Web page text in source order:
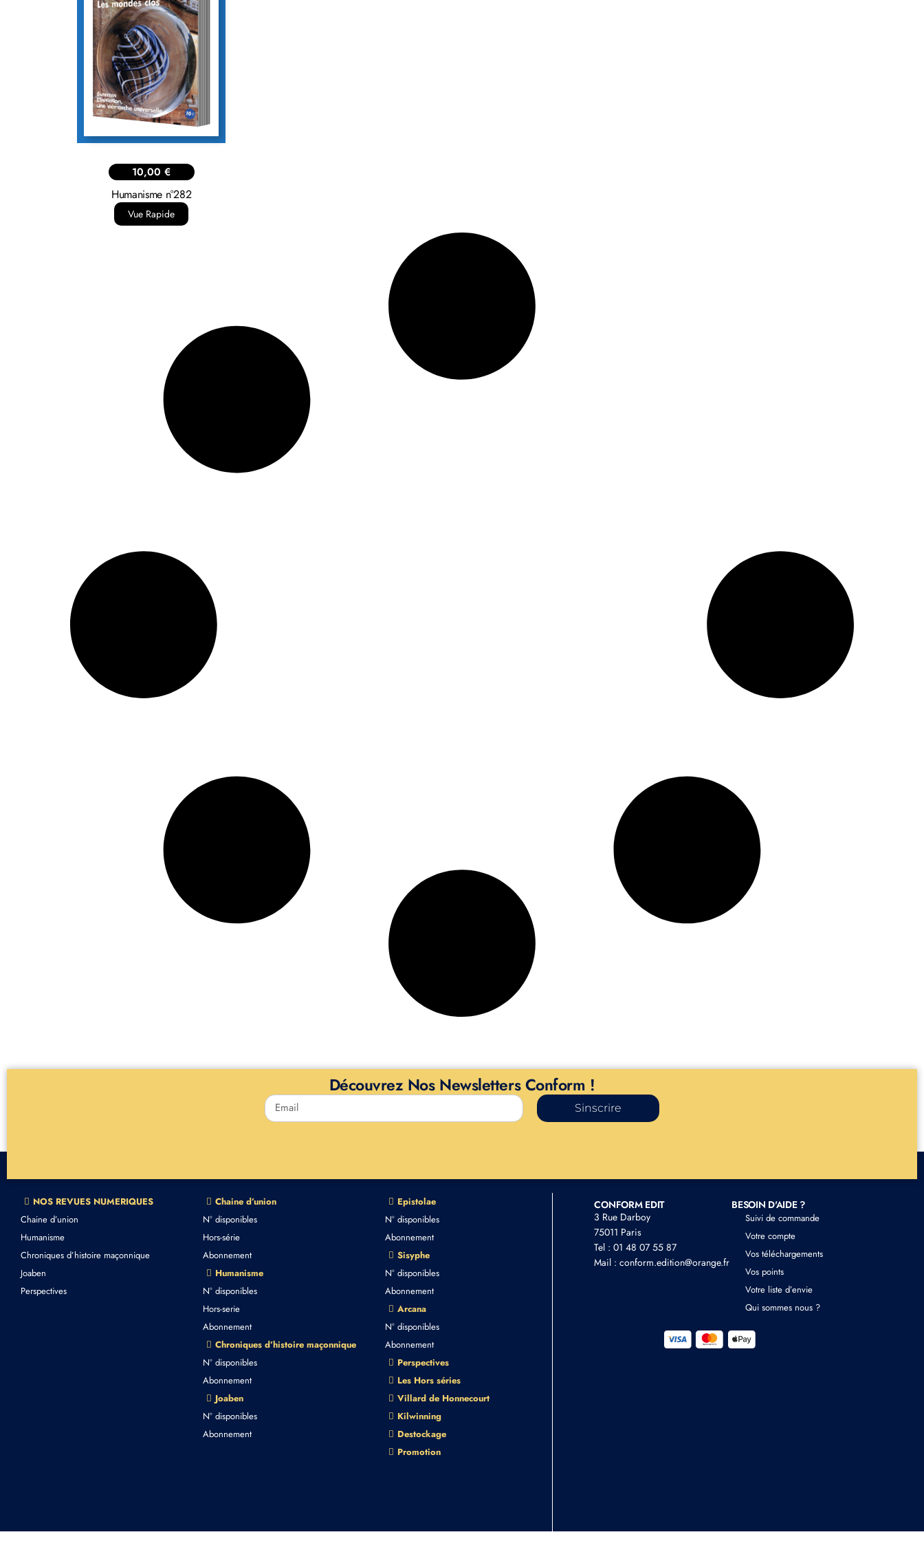
10,00€
Humanisme n°282
Vue Rapide
Découvrez Nos Newsletters Conform !
Sinscrire
NOS REVUES NUMERIQUES
Chaine d’union
Humanisme
Chroniques d’histoire maçonnique
Joaben
Perspectives
Chaine d’union
N° disponibles
Hors-série
Abonnement
Humanisme
N° disponibles
Hors-serie
Abonnement
Chroniques d’histoire maçonnique
N° disponibles
Abonnement
Joaben
N° disponibles
Abonnement
Epistolae
N° disponibles
Abonnement
Sisyphe
N° disponibles
Abonnement
Arcana
N° disponibles
Abonnement
Perspectives
Les Hors séries
Villard de Honnecourt
Kilwinning
Destockage
Promotion
CONFORM EDIT
3 Rue Darboy
75011 Paris
Tel : 01 48 07 55 87
Mail : conform.edition@orange.fr
BESOIN D'AIDE ?
Suivi de commande
Votre compte
Vos téléchargements
Vos points
Votre liste d’envie
Qui sommes nous ?